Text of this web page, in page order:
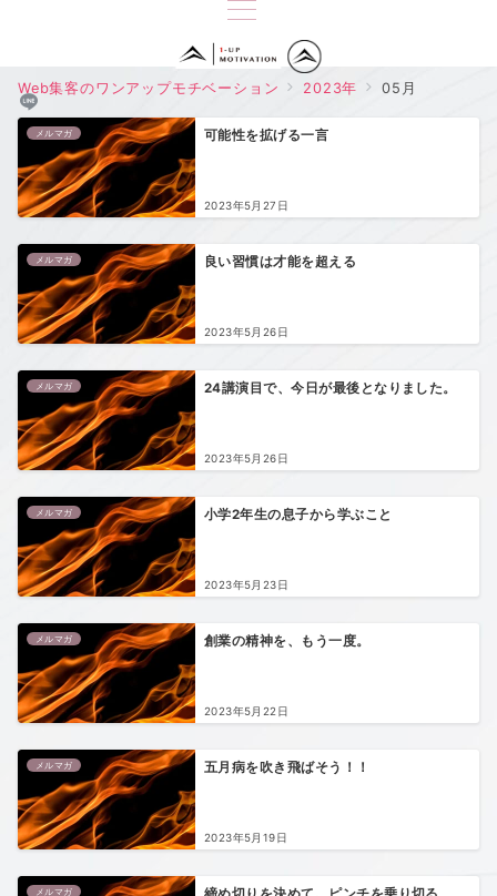
Web集客のワンアップモチベーション 2023年 05月
メルマガ 可能性を拡げる一言
2023年5月27日
メルマガ 良い習慣は才能を超える
2023年5月26日
メルマガ 24講演目で、今日が最後となりました。
2023年5月26日
メルマガ 小学2年生の息子から学ぶこと
2023年5月23日
メルマガ 創業の精神を、もう一度。
2023年5月22日
メルマガ 五月病を吹き飛ばそう！！
2023年5月19日
メルマガ